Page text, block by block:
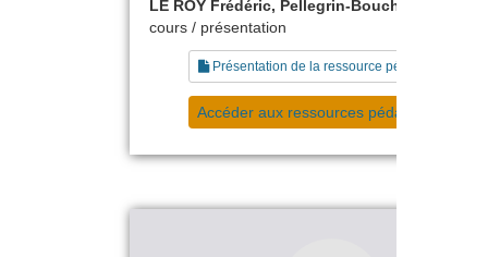
LE ROY Frédéric, Pellegrin-Boucher Estelle
cours / présentation
Présentation de la ressource pédagogique
Accéder aux ressources pédagogiques